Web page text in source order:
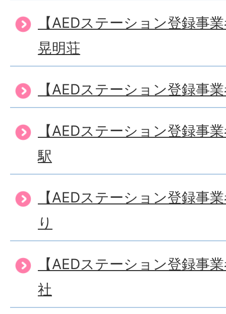
【AEDステーション登録事
晃明荘
【AEDステーション登録事
【AEDステーション登録事
駅
【AEDステーション登録事
り
【AEDステーション登録事
社